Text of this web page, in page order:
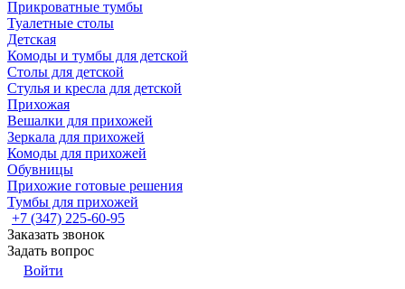
Прикроватные тумбы
Туалетные столы
Детская
Комоды и тумбы для детской
Столы для детской
Стулья и кресла для детской
Прихожая
Вешалки для прихожей
Зеркала для прихожей
Комоды для прихожей
Обувницы
Прихожие готовые решения
Тумбы для прихожей
+7 (347) 225-60-95
Заказать звонок
Задать вопрос
Войти